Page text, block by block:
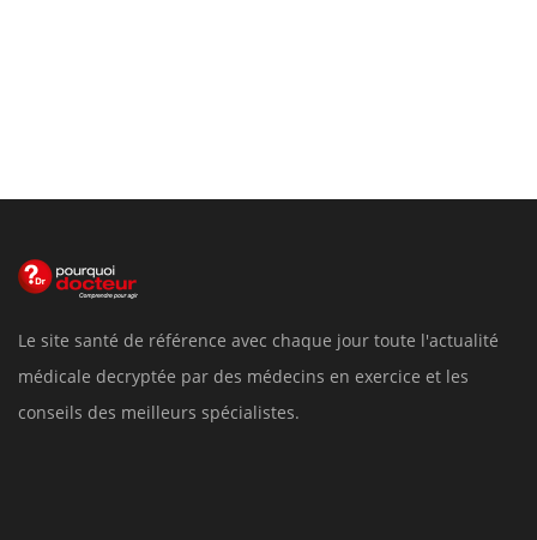
Le site santé de référence avec chaque jour toute l'actualité
médicale decryptée par des médecins en exercice et les
conseils des meilleurs spécialistes.